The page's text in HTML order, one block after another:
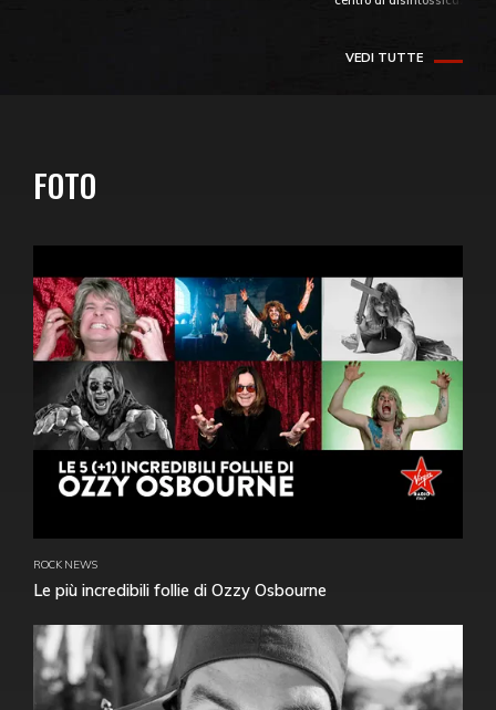
VEDI TUTTE
FOTO
ROCK NEWS
Le più incredibili follie di Ozzy Osbourne